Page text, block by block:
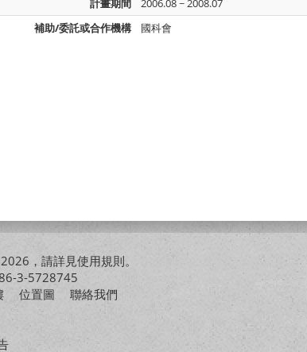
計畫期間
2006.08 ~ 2008.07
補助/委託或合作機構
國科會
，請詳見使用規則。
3-5728745
位置圖
聯絡我們